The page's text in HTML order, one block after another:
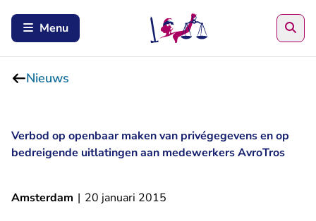
Menu
Nieuws
Verbod op openbaar maken van privégegevens en op
bedreigende uitlatingen aan medewerkers AvroTros
Amsterdam | 20 januari 2015